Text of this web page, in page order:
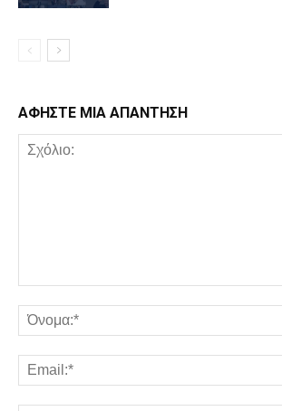
ΑΦΗΣΤΕ ΜΙΑ ΑΠΑΝΤΗΣΗ